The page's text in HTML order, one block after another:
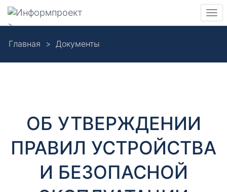
main
Навигация
>
Главная Документы
Д
у
ОБ УТВЕРЖДЕНИИ
ПРАВИЛ УСТРОЙСТВА
И БЕЗОПАСНОЙ